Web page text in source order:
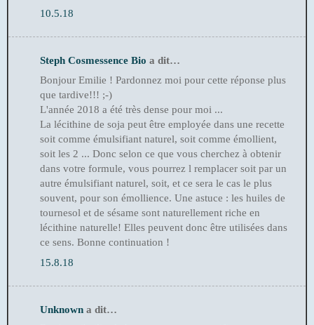
10.5.18
Steph Cosmessence Bio a dit…
Bonjour Emilie ! Pardonnez moi pour cette réponse plus
que tardive!!! ;-)
L'année 2018 a été très dense pour moi ...
La lécithine de soja peut être employée dans une recette
soit comme émulsifiant naturel, soit comme émollient,
soit les 2 ... Donc selon ce que vous cherchez à obtenir
dans votre formule, vous pourrez l remplacer soit par un
autre émulsifiant naturel, soit, et ce sera le cas le plus
souvent, pour son émollience. Une astuce : les huiles de
tournesol et de sésame sont naturellement riche en
lécithine naturelle! Elles peuvent donc être utilisées dans
ce sens. Bonne continuation !
15.8.18
Unknown a dit…